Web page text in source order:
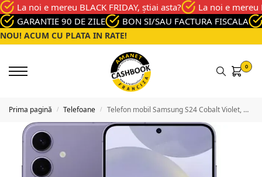
La noi e mereu BLACK FRIDAY, știai asta?
La noi e mereu
GARANTIE 90 DE ZILE
BON SI/SAU FACTURA FISCALA
NOU! ACUM CU PLATA IN RATE!
0
Prima pagină / Telefoane / Telefon mobil Samsung S24 Cobalt Violet, Memorie 128 Gb, Stare Foarte buna